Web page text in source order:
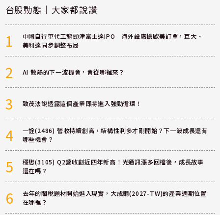
台股動態｜大家都說讚
1
中國自行車代工龍頭津富士達IPO 海外設廠搶歐美訂單，巨大、
美利達同步調整布局
2 AI 散熱的下一波機會，會從哪裡來？
3 致茂法說透露這個產業即將進入強勁循環！
4
一詮(2486) 營收持續創高，結構性利多才剛開始？下一波成長還有
哪些機會？
5
穩懋(3105) Q2營收創近四年新高！光通訊漲多回檔後，成長故事
還在嗎？
6
去年的關稅題材開始進入現實，大成鋼(2027-TW)的產業週期位置
在哪裡？